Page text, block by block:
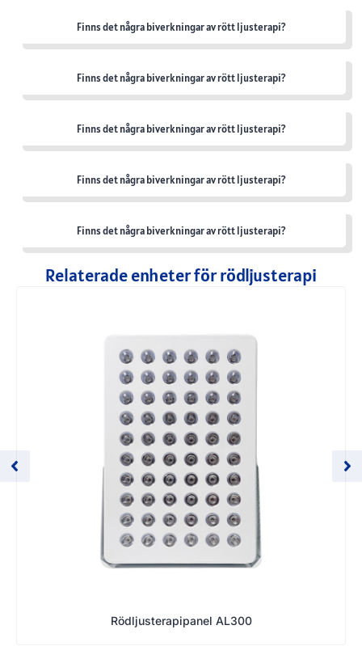
Finns det några biverkningar av rött ljusterapi?
Finns det några biverkningar av rött ljusterapi?
Finns det några biverkningar av rött ljusterapi?
Finns det några biverkningar av rött ljusterapi?
Finns det några biverkningar av rött ljusterapi?
Relaterade enheter för rödljusterapi
Rödljusterapipanel AL300